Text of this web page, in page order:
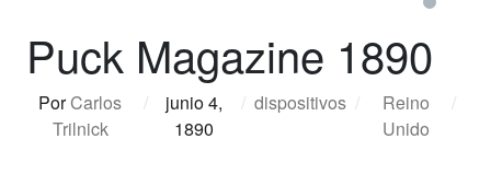
Puck Magazine 1890
PorCarlos
Trilnick
/
junio 4,
1890
/ dispositivos /
Reino
Unido
/